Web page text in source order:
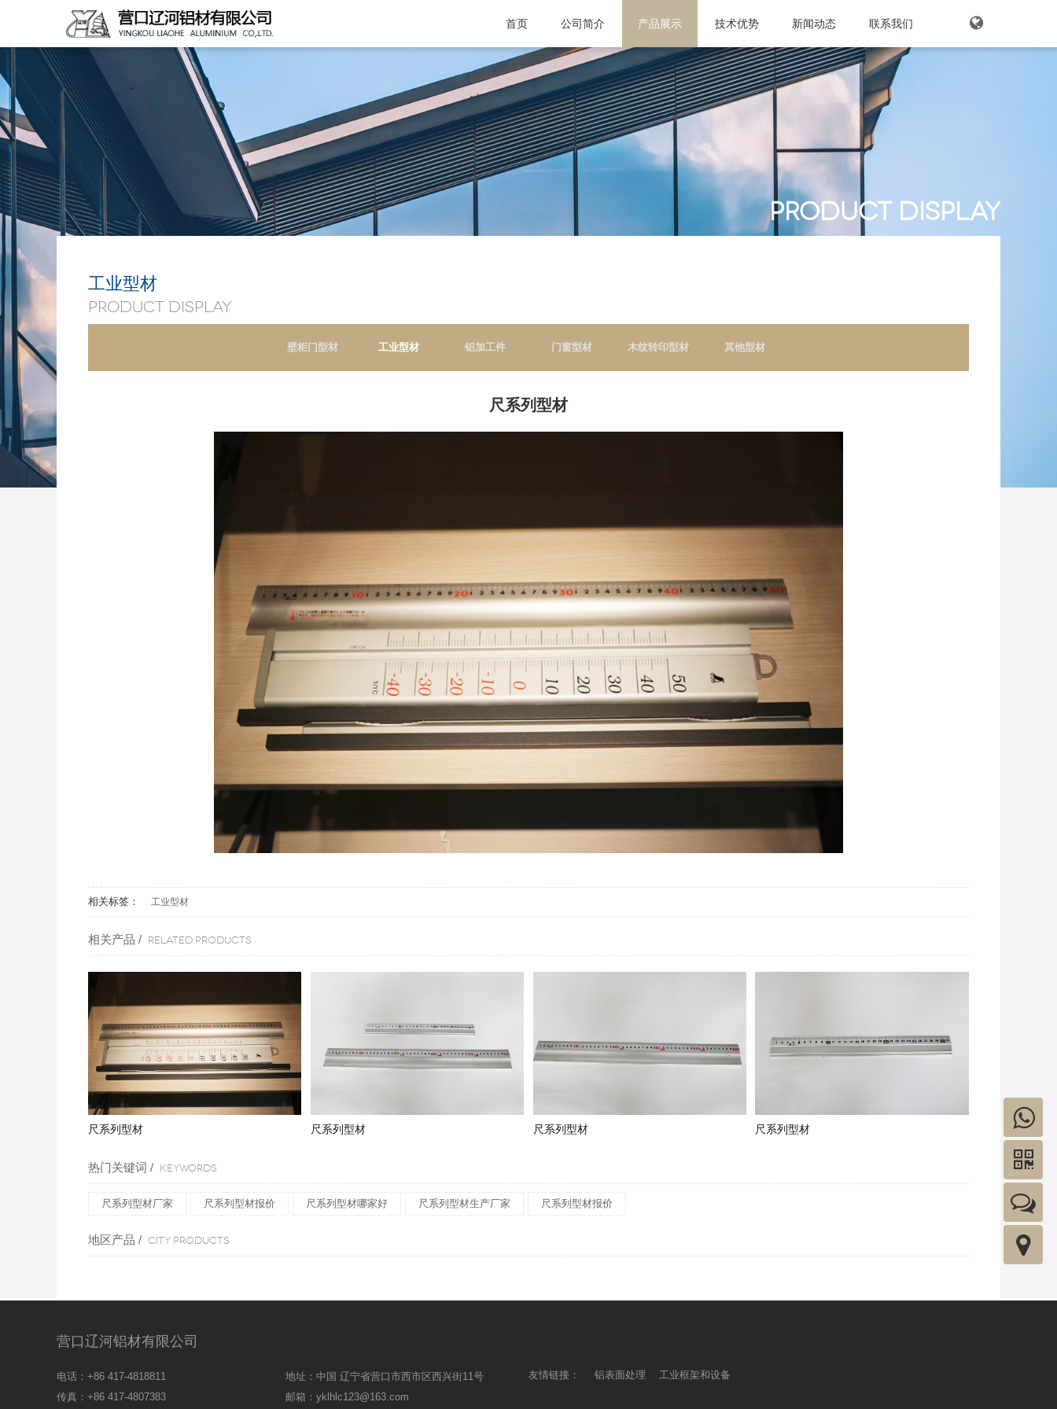
首页 公司简介
公司简介 组织架构 企业资质 企业展示
产品展示
壁柜门型材 工业型材 铝加工件 门窗型材 木纹转印型材
技术优势
产品优势 生产设备 检验中心
新闻动态
公司新闻 媒体报道
联系我们 英文
PRODUCT DISPLAY
工业型材
PRODUCT DISPLAY
壁柜门型材 工业型材 铝加工件 门窗型材 木纹转印型材 其他型材
尺系列型材
相关标签： 工业型材
相关产品 / Related products
尺系列型材 尺系列型材 尺系列型材 尺系列型材
热门关键词 / KEYWORDS
尺系列型材厂家 尺系列型材报价 尺系列型材哪家好 尺系列型材生产厂家 尺系列型材报价
地区产品 / CITY PRODUCTS
营口辽河铝材有限公司
电话：+86 417-4818811
地址：中国 辽宁省营口市西市区西兴街11号
传真：+86 417-4807383
邮箱：yklhlc123@163.com
友情链接： 铝表面处理 工业框架和设备